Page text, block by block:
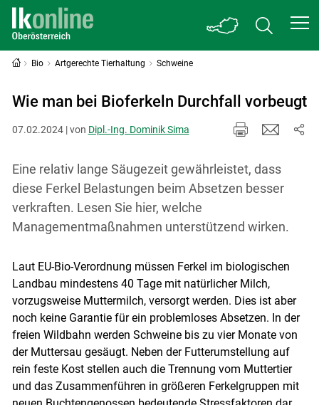
Bio Artgerechte Tierhaltung Schweine
Wie man bei Bioferkeln Durchfall vorbeugt
07.02.2024 | von Dipl.-Ing. Dominik Sima
Eine relativ lange Säugezeit gewährleistet, dass
diese Ferkel Belastungen beim Absetzen besser
verkraften. Lesen Sie hier, welche
Managementmaßnahmen unterstützend wirken.
Laut EU-Bio-Verordnung müssen Ferkel im biologischen
Landbau mindestens 40 Tage mit natürlicher Milch,
vorzugsweise Muttermilch, versorgt werden. Dies ist aber
noch keine Garantie für ein problemloses Absetzen. In der
freien Wildbahn werden Schweine bis zu vier Monate von
der Muttersau gesäugt. Neben der Futterumstellung auf
rein feste Kost stellen auch die Trennung vom Muttertier
und das Zusammenführen in größeren Ferkelgruppen mit